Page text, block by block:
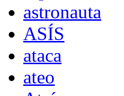
astronauta
ASÍS
ataca
ateo